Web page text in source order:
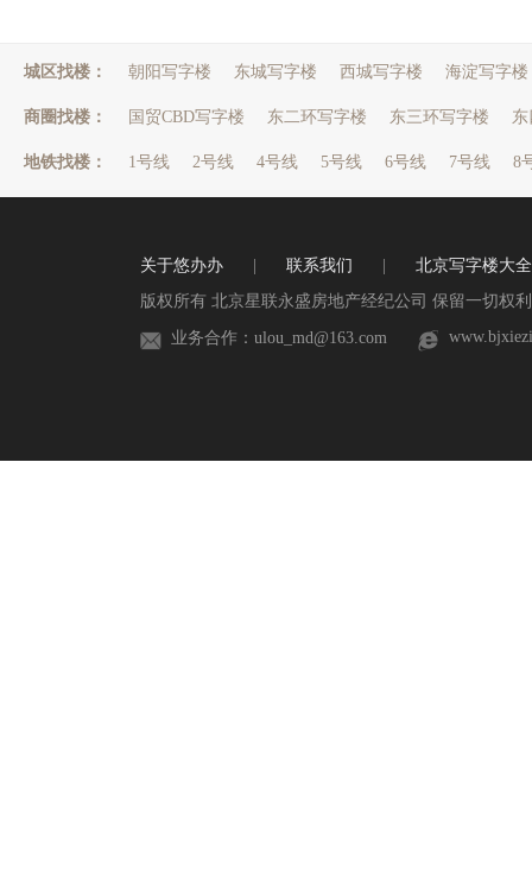
城区找楼： 朝阳写字楼 东城写字楼 西城写字楼 海淀写字楼
商圈找楼： 国贸CBD写字楼 东二环写字楼 东三环写字楼
地铁找楼： 1号线 2号线 4号线 5号线 6号线 7号线 8
关于悠办办 联系我们
北京写字楼大全
版权所有 北京星联永盛房地产经纪公司 保留一切权
业务合作：ulou_md@163.com